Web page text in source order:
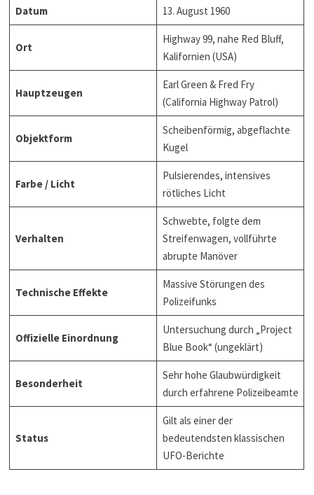
Datum 13. August 1960
Ort
Highway 99, nahe Red Bluff,
Kalifornien (USA)
Hauptzeugen
Earl Green & Fred Fry
(California Highway Patrol)
Objektform
Scheibenförmig, abgeflachte
Kugel
Farbe / Licht
Pulsierendes, intensives
rötliches Licht
Verhalten
Schwebte, folgte dem
Streifenwagen, vollführte
abrupte Manöver
Technische Effekte
Massive Störungen des
Polizeifunks
Offizielle Einordnung
Untersuchung durch „Project
Blue Book“ (ungeklärt)
Besonderheit
Sehr hohe Glaubwürdigkeit
durch erfahrene Polizeibeamte
Status
Gilt als einer der
bedeutendsten klassischen
UFO-Berichte